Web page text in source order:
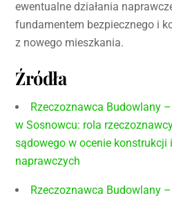
ewentualne działania
fundamentem bezpiecznego i
z nowego mieszkania.
Źródła
Rzeczoznawca Budowlany
w Sosnowcu: rola
sądowego w ocenie
naprawczych
Rzeczoznawca Budowlany